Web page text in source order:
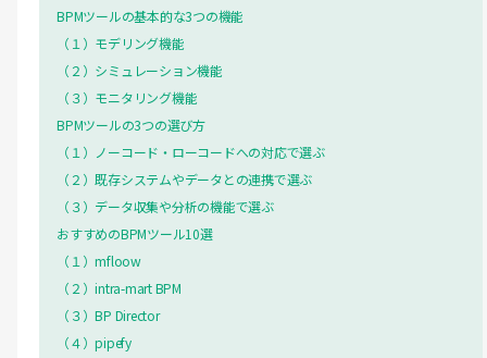
BPMツールの基本的な3つの機能
（１）モデリング機能
（２）シミュレーション機能
（３）モニタリング機能
BPMツールの3つの選び方
（１）ノーコード・ローコードへの対応で選ぶ
（２）既存システムやデータとの連携で選ぶ
（３）データ収集や分析の機能で選ぶ
おすすめのBPMツール10選
（１）mfloow
（２）intra-mart BPM
（３）BP Director
（４）pipefy